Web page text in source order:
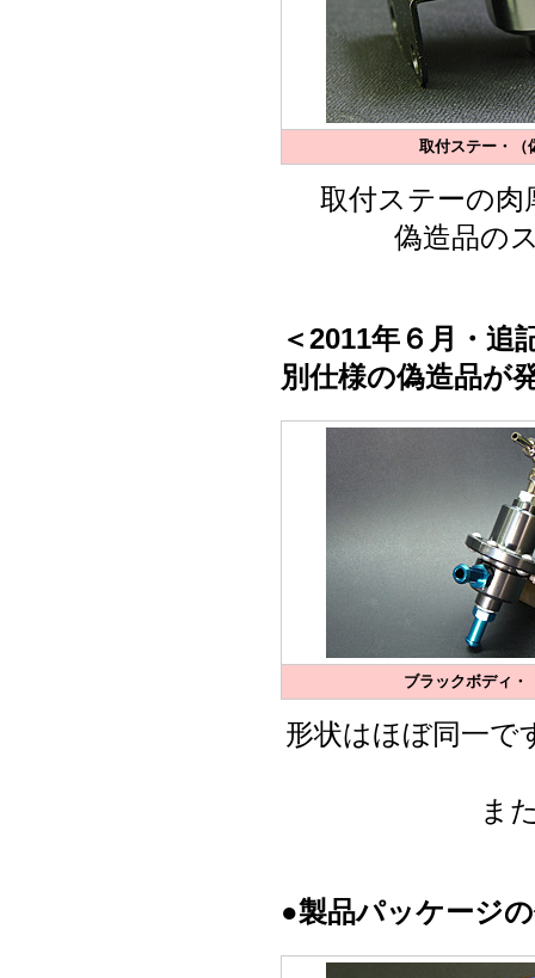
取付ステー・（
取付ステーの
偽造品の
＜2011年６月・追
別仕様の偽造品が
ブラックボディ・
形状はほぼ同一で
ま
●製品パッケージ